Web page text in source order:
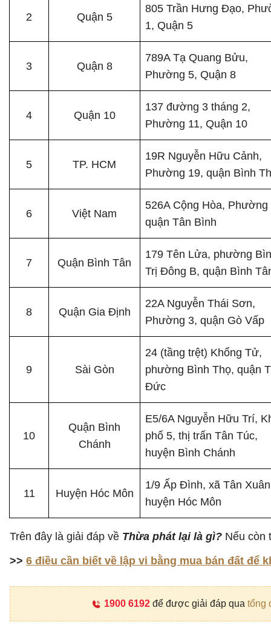
2 Quận 5
805 Trần Hưng Đạo,
1, Quận 5
3 Quận 8
789A Tạ Quang Bửu,
Phường 5, Quận 8
4 Quận 10
137 đường 3 tháng 2,
Phường 11, Quận 10
5 TP. HCM
19R Nguyễn Hữu Cảnh,
Phường 19, quận Bình
6 Việt Nam
526A Cộng Hòa, Phường
quận Tân Bình
7 Quận Bình Tân
179 Tên Lửa, phường
Trị Đông B, quận Bình
8 Quận Gia Định
22A Nguyễn Thái Sơn,
Phường 3, quận Gò Vấp
9 Sài Gòn
24 (tầng trệt) Khổng Tử,
phường Bình Thọ, quận
Đức
10
Quận Bình
Chánh
E5/6A Nguyễn Hữu Trí,
phố 5, thị trấn Tân Túc,
huyện Bình Chánh
11 Huyện Hóc Môn
1/9 Ấp Đình, xã Tân
huyện Hóc Môn
Trên đây là giải đáp về Thừa phát lại là gì? Nếu còn
>> 6 điều cần biết về lập vi bằng mua bán đất để
1900 6192để được giải đáp qua tổng